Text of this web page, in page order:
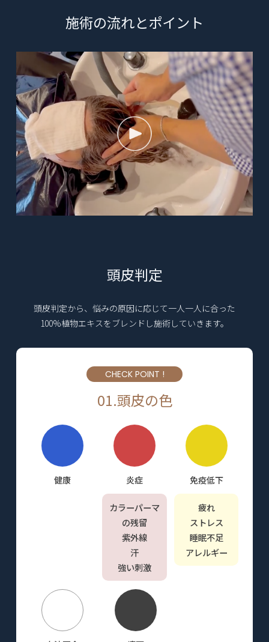
施術の流れとポイント
頭皮判定
頭皮判定から、悩みの原因に応じて一人一人に合った
100%植物エキスをブレンドし施術していきます。
CHECK POINT !
01.頭皮の色
健康 炎症
カラーパーマ
の残留
紫外線
汗
強い刺激
免疫低下
疲れ
ストレス
睡眠不足
アレルギー